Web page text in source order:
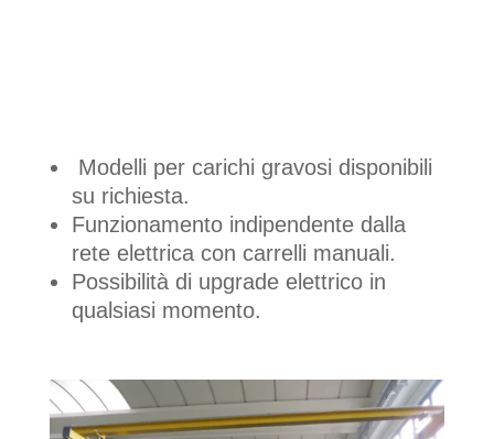
Modelli per carichi gravosi disponibili
su richiesta.
Funzionamento indipendente dalla
rete elettrica con carrelli manuali.
Possibilità di upgrade elettrico in
qualsiasi momento.